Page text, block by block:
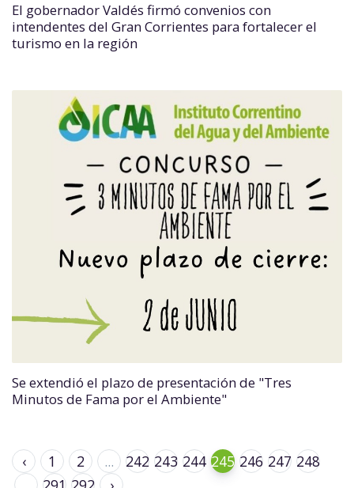
El gobernador Valdés firmó convenios con
intendentes del Gran Corrientes para fortalecer el
turismo en la región
Se extendió el plazo de presentación de "Tres
Minutos de Fama por el Ambiente"
‹ 1 2 ... 242 243 244 245 246 247 248